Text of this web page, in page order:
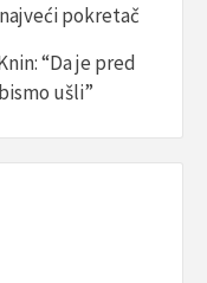
pokretač
“Da je pred
ušli”